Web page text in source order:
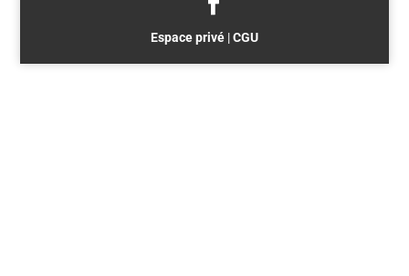
Espace privé|CGU